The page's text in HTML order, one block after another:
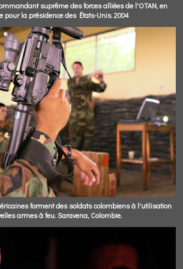
suprême des forces alliées de l'OTAN, en
pour la présidence des États-Unis. 2004
forment des soldats colombiens à l'utilisation
armes à feu. Saravena, Colombie.